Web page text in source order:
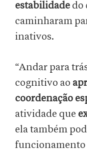
estabilidade do
caminharam
inativos.
“Andar para
cognitivo ao
coordenação
atividade que
ela também
funcionamento